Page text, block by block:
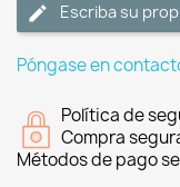
Escriba su
Póngase en
Política de
Compra
Métodos de pago